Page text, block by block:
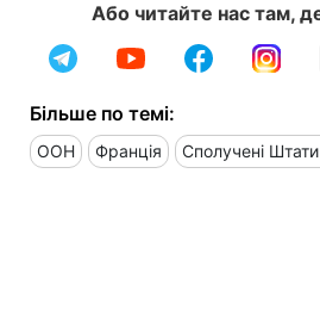
Або читайте нас там,
Більше по темі:
ООН Франція Сполучені